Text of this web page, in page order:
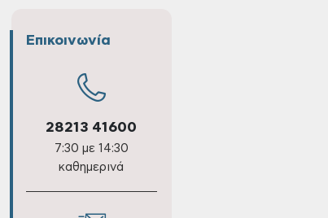
Επικοινωνία
28213 41600
7:30 με 14:30
καθημερινά